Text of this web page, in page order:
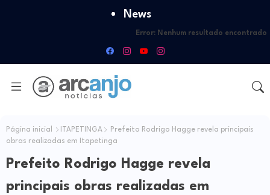
News
Error: Nenhum resultado encontrado
Página inicial ITAPETINGA
Prefeito Rodrigo Hagge revela principais
obras realizadas em Itapetinga
Prefeito Rodrigo Hagge revela
principais obras realizadas em